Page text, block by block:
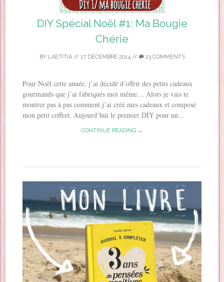
DIY Spécial Noël #1: Ma Bougie
Chérie
BY LAETITIA// 17 DÉCEMBRE 2014 // 23 COMMENTS
Pour Noël cette année, j’ai décidé d’offrir des petits cadeaux
gourmands que j’ai fabriqués moi même… Alors je vais te
montrer pas à pas comment j’ai créé mes cadeaux et composé
mon petit coffret. Aujourd’hui le premier DIY pour un...
CONTINUE READING →